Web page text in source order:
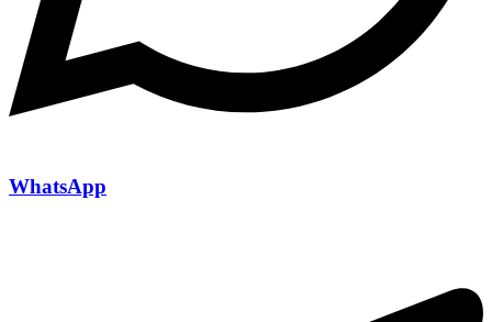
WhatsApp